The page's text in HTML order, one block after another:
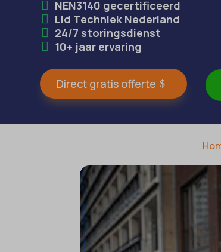
NEN3140 gecertificeerd
Lid Techniek Nederland
24/7 storingsdienst
10+ jaar ervaring
Direct gratis offerte